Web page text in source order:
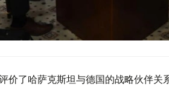
价了哈萨克斯坦与德国的战略伙伴关